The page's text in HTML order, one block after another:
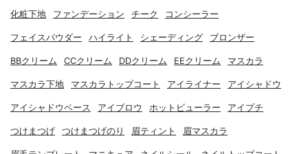
化粧下地 ファンデーション チーク コンシーラー
フェイスパウダー ハイライト シェーディング ブロンザー
BBクリーム CCクリーム DDクリーム EEクリーム マスカラ
マスカラ下地 マスカラトップコート アイライナー アイシャドウ
アイシャドウベース アイブロウ ホットビューラー アイプチ
つけまつげ つけまつげのり 眉ティント 眉マスカラ